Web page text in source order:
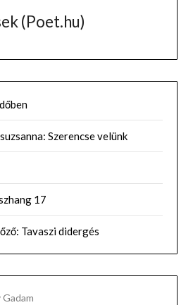
(Poet.hu)
Szerencse velünk
17
Tavaszi didergés
Gadam